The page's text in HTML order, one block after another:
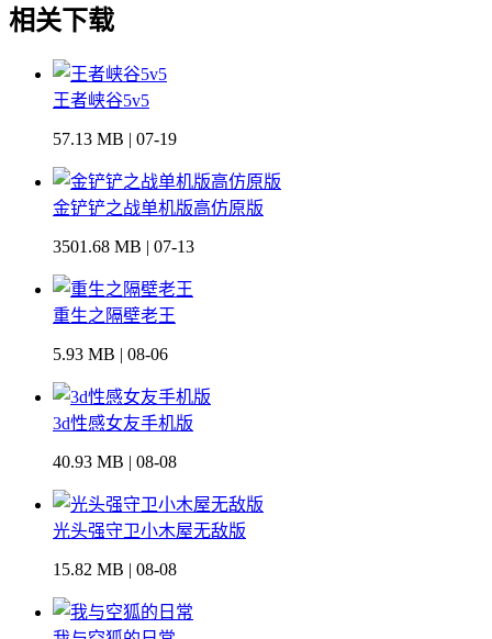
相关下载
王者峡谷5v5
57.13 MB | 07-19
金铲铲之战单机版高仿原版
3501.68 MB | 07-13
重生之隔壁老王
5.93 MB | 08-06
3d性感女友手机版
40.93 MB | 08-08
光头强守卫小木屋无敌版
15.82 MB | 08-08